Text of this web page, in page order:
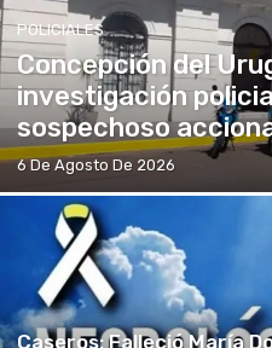
POLICIALES
Concepción del
investigación
sospechoso
6 De Agosto De 2026
Caseros: Falleció María